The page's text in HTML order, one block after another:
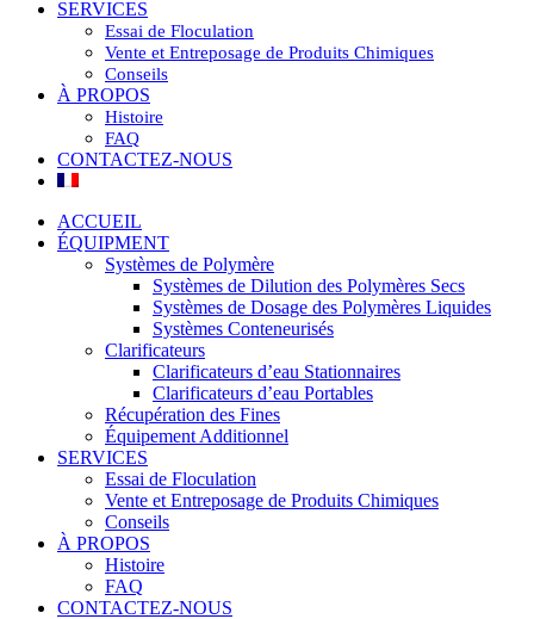
SERVICES
Essai de Floculation
Vente et Entreposage de Produits Chimiques
Conseils
À PROPOS
Histoire
FAQ
CONTACTEZ-NOUS
ACCUEIL
ÉQUIPMENT
Systèmes de Polymère
Systèmes de Dilution des Polymères Secs
Systèmes de Dosage des Polymères Liquides
Systèmes Conteneurisés
Clarificateurs
Clarificateurs d’eau Stationnaires
Clarificateurs d’eau Portables
Récupération des Fines
Équipement Additionnel
SERVICES
Essai de Floculation
Vente et Entreposage de Produits Chimiques
Conseils
À PROPOS
Histoire
FAQ
CONTACTEZ-NOUS